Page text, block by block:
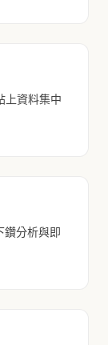
上資料集中
鑽分析與即